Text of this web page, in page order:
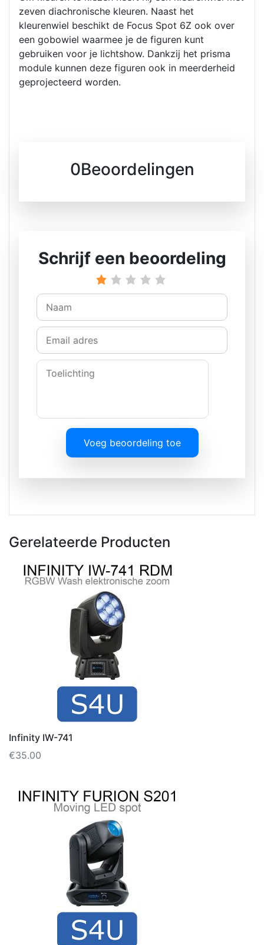
zeven diachronische kleuren. Naast het
kleurenwiel beschikt de Focus Spot 6Z ook over
een gobowiel waarmee je de figuren kunt
gebruiken voor je lichtshow. Dankzij het prisma
module kunnen deze figuren ook in meerderheid
geprojecteerd worden.
0Beoordelingen
Schrijf een beoordeling
Voeg beoordeling toe
Gerelateerde Producten
Infinity IW-741
€35.00